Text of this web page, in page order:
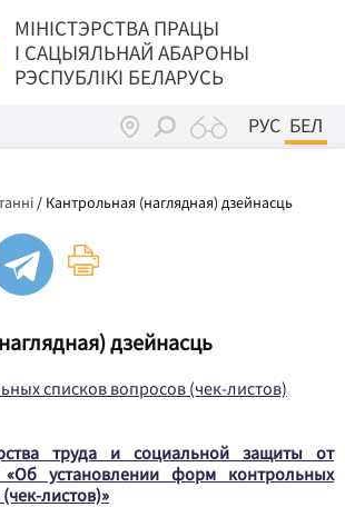
МIНIСТЭРСТВА ПРАЦЫ
I САЦЫЯЛЬНАЙ АБАРОНЫ
РЭСПУБЛІКІ БЕЛАРУСЬ
РУС БЕЛ
/ Кантрольная (наглядная) дзейнасць
дзейнасць
списков вопросов (чек-листов)
труда и социальной защиты от
установлении форм контрольных
листов)»